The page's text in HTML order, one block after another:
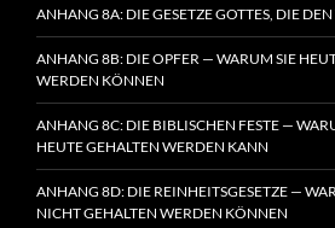
ANHANG 8A: DIE GESETZE GOTTES, DIE
ANHANG 8B: DIE OPFER — WARUM SIE
WERDEN KÖNNEN
ANHANG 8C: DIE BIBLISCHEN FESTE —
HEUTE GEHALTEN WERDEN KANN
ANHANG 8D: DIE REINHEITSGESETZE —
NICHT GEHALTEN WERDEN KÖNNEN